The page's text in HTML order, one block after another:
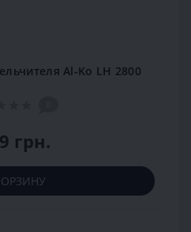
Al-Ko LH 2800
грн.